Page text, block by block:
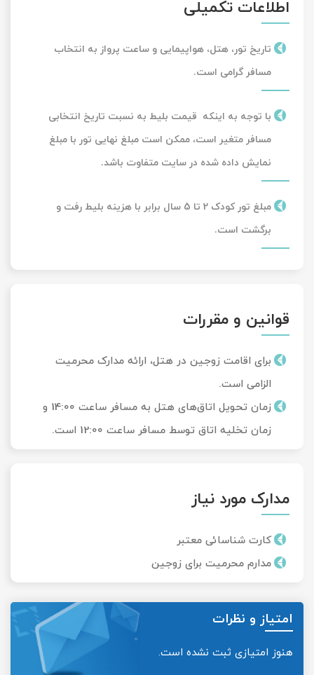
اطلاعات تکمیلی
تاریخ تور، هتل، هواپیمایی و ساعت پرواز به انتخاب
مسافر گرامی است.
با توجه به اینکه قیمت بلیط به نسبت تاریخ انتخابی
مسافر متغیر است، ممکن است مبلغ نهایی تور با مبلغ
نمایش داده شده در سایت متفاوت باشد.
مبلغ تور کودک 2 تا 5 سال برابر با هزینه بلیط رفت و
برگشت است.
قوانین و مقررات
برای اقامت زوجین در هتل، ارائه مدارک محرمیت
الزامی است.
زمان تحویل‌ اتاق‌های هتل به مسافر ساعت 14:00 و
زمان تخلیه اتاق توسط مسافر ساعت 12:00 است.
مدارک مورد نیاز
کارت شناسائی معتبر
مدارم محرمیت برای زوجین
امتیاز و نظرات
هنوز امتیازی ثبت نشده است.